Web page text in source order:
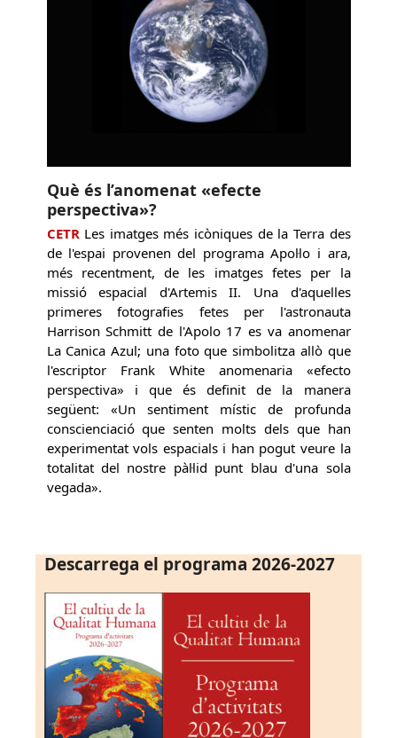
Què és l’anomenat «efecte
perspectiva»?
CETRLes imatges més icòniques de la Terra des
de l'espai provenen del programa Apol·lo i ara,
més recentment, de les imatges fetes per la
missió espacial d'Artemis II. Una d'aquelles
primeres fotografies fetes per l'astronauta
Harrison Schmitt de l'Apolo 17 es va anomenar
La Canica Azul; una foto que simbolitza allò que
l'escriptor Frank White anomenaria «efecto
perspectiva» i que és definit de la manera
següent: «Un sentiment místic de profunda
conscienciació que senten molts dels que han
experimentat vols espacials i han pogut veure la
totalitat del nostre pàl·lid punt blau d'una sola
vegada».
Descarrega el programa 2026-2027